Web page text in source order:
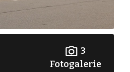
3
Fotogalerie